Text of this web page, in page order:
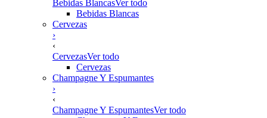
Bebidas BlancasVer todo
Bebidas Blancas
Cervezas
›
‹
CervezasVer todo
Cervezas
Champagne Y Espumantes
›
‹
Champagne Y EspumantesVer todo